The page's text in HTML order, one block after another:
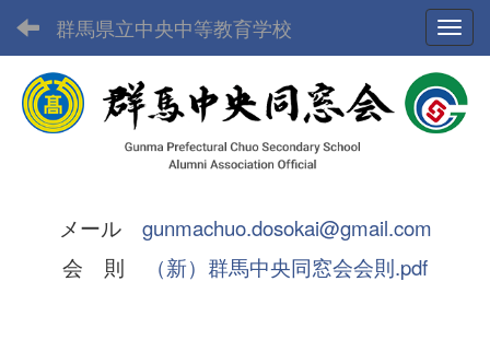
群馬県立中央中等教育学校
メール gunmachuo.dosokai@gmail.com
会 則
（新）群馬中央同窓会会則.pdf